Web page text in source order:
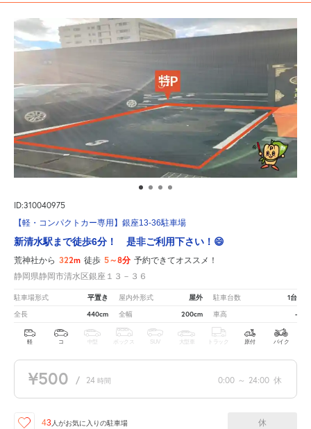
ID:310040975
【軽・コンパクトカー専用】銀座13-36駐車場
新清水駅まで徒歩6分！ 是非ご利用下さい！😄
荒神社から 322m 徒歩 5～8分 予約できてオススメ！
静岡県静岡市清水区銀座１３－３６
駐車場形式 平置き 屋内外形式 屋外 駐車台数 1台
全長 440cm 全幅 200cm 車高 -
軽 コ 中型 ボックス SUV 大型車 トラック 原付 バイク
¥500 / 24 時間 0:00 ～ 24:00 休
43人がお気に入りの駐車場 休